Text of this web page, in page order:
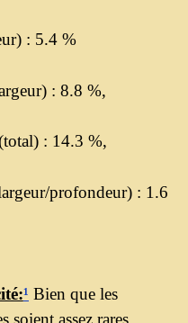
: 5.4 %
: 8.8 %,
: 14.3 %,
profondeur) : 1.6
¹ Bien que les
soient assez rares,